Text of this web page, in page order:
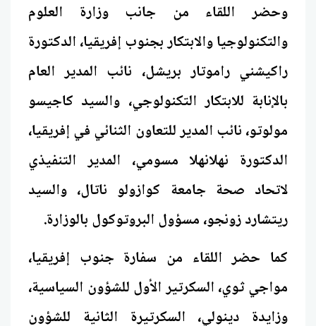
وحضر اللقاء من جانب وزارة العلوم
والتكنولوجيا والابتكار بجنوب إفريقيا، الدكتورة
راكيشني راموتار بريشل، نائب المدير العام
بالإنابة للابتكار التكنولوجي، والسيد كاجيسو
مولوتو، نائب المدير للتعاون الثنائي في إفريقيا،
الدكتورة نهلانهلا مسومي، المدير التنفيذي
لاتحاد صحة جامعة كوازولو ناتال، والسيد
ريتشارد زونجو، مسؤول البروتوكول بالوزارة.
كما حضر اللقاء من سفارة جنوب إفريقيا،
مواجي ثوي، السكرتير الأول للشؤون السياسية،
وزايدة دينولي، السكرتيرة الثانية للشؤون